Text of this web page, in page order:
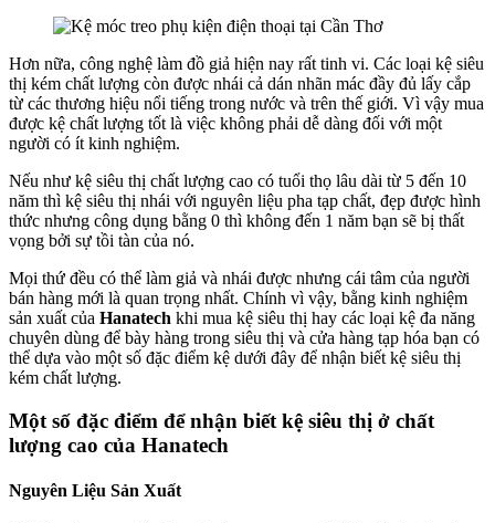
Hơn nữa, công nghệ làm đồ giả hiện nay rất tinh vi. Các loại kệ siêu
thị kém chất lượng còn được nhái cả dán nhãn mác đầy đủ lấy cắp
từ các thương hiệu nổi tiếng trong nước và trên thế giới. Vì vậy mua
được kệ chất lượng tốt là việc không phải dễ dàng đối với một
người có ít kinh nghiệm.
Nếu như kệ siêu thị chất lượng cao có tuổi thọ lâu dài từ 5 đến 10
năm thì kệ siêu thị nhái với nguyên liệu pha tạp chất, đẹp được hình
thức nhưng công dụng bằng 0 thì không đến 1 năm bạn sẽ bị thất
vọng bởi sự tồi tàn của nó.
Mọi thứ đều có thể làm giả và nhái được nhưng cái tâm của người
bán hàng mới là quan trọng nhất. Chính vì vậy, bằng kinh nghiệm
sản xuất của Hanatech khi mua kệ siêu thị hay các loại kệ đa năng
chuyên dùng để bày hàng trong siêu thị và cửa hàng tạp hóa bạn có
thể dựa vào một số đặc điểm kệ dưới đây để nhận biết kệ siêu thị
kém chất lượng.
Một số đặc điểm để nhận biết kệ siêu thị ở chất
lượng cao của Hanatech
Nguyên Liệu Sản Xuất